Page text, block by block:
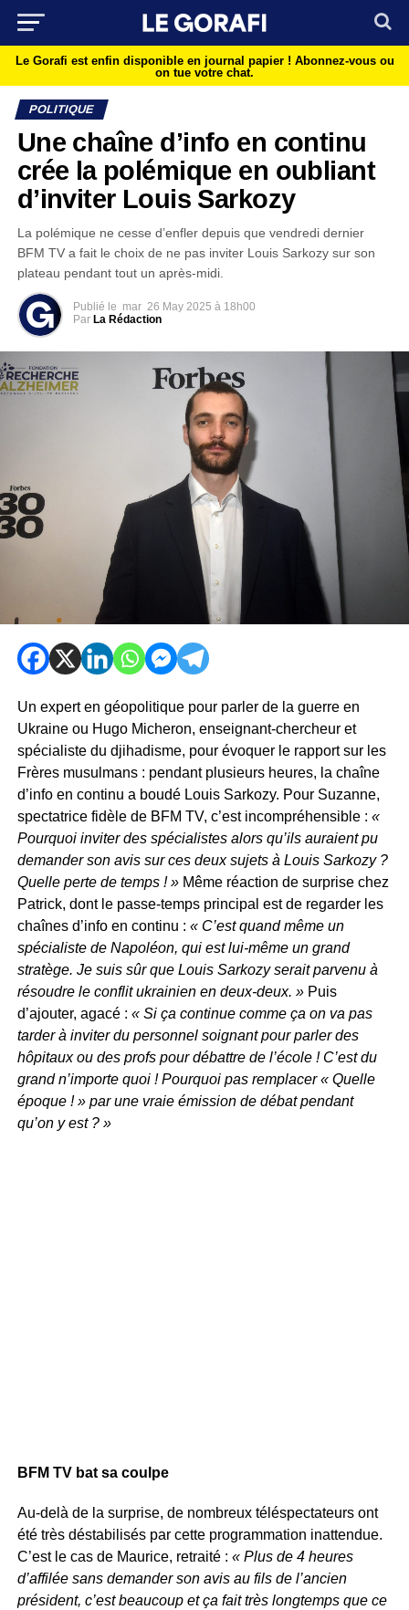
Le Gorafi est enfin disponible en journal papier ! Abonnez-vous ou
on tue votre chat.
POLITIQUE
Une chaîne d’info en continu
crée la polémique en oubliant
d’inviter Louis Sarkozy
La polémique ne cesse d’enfler depuis que vendredi dernier
BFM TV a fait le choix de ne pas inviter Louis Sarkozy sur son
plateau pendant tout un après-midi.
Publié le mar 26 May 2025 à 18h00
Par La Rédaction
Un expert en géopolitique pour parler de la guerre en
Ukraine ou Hugo Micheron, enseignant-chercheur et
spécialiste du djihadisme, pour évoquer le rapport sur les
Frères musulmans : pendant plusieurs heures, la chaîne
d’info en continu a boudé Louis Sarkozy. Pour Suzanne,
spectatrice fidèle de BFM TV, c’est incompréhensible : «
Pourquoi inviter des spécialistes alors qu’ils auraient pu
demander son avis sur ces deux sujets à Louis Sarkozy ?
Quelle perte de temps ! » Même réaction de surprise chez
Patrick, dont le passe-temps principal est de regarder les
chaînes d’info en continu : « C’est quand même un
spécialiste de Napoléon, qui est lui-même un grand
stratège. Je suis sûr que Louis Sarkozy serait parvenu à
résoudre le conflit ukrainien en deux-deux. » Puis
d’ajouter, agacé : « Si ça continue comme ça on va pas
tarder à inviter du personnel soignant pour parler des
hôpitaux ou des profs pour débattre de l’école ! C’est du
grand n’importe quoi ! Pourquoi pas remplacer « Quelle
époque ! » par une vraie émission de débat pendant
qu’on y est ? »
BFM TV bat sa coulpe
Au-delà de la surprise, de nombreux téléspectateurs ont
été très déstabilisés par cette programmation inattendue.
C’est le cas de Maurice, retraité : « Plus de 4 heures
d’affilée sans demander son avis au fils de l’ancien
président, c’est beaucoup et ça fait très longtemps que ce